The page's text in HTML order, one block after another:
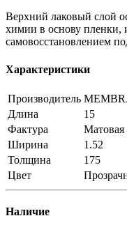
Верхний лаковый слой
химии в основу пленки,
самовосстановлением
Характеристики
Производитель
Длина
15
Фактура
Матовая
Ширина
1.52
Толщина
175
Цвет
Наличие